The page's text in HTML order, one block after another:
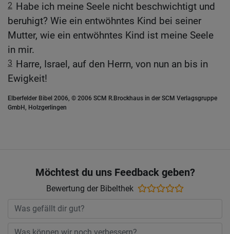
2 Habe ich meine Seele nicht beschwichtigt und
beruhigt? Wie ein entwöhntes Kind bei seiner
Mutter, wie ein entwöhntes Kind ist meine Seele
in mir.
3 Harre, Israel, auf den Herrn, von nun an bis in
Ewigkeit!
Elberfelder Bibel 2006, © 2006 SCM R.Brockhaus in der SCM Verlagsgruppe
GmbH, Holzgerlingen
Möchtest du uns Feedback geben?
Bewertung der Bibelthek